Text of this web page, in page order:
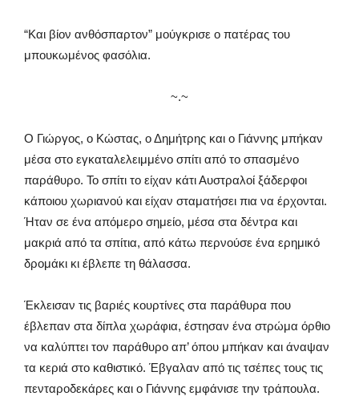
“Και βίον ανθόσπαρτον” μούγκρισε ο πατέρας του
μπουκωμένος φασόλια.
~.~
Ο Γιώργος, ο Κώστας, ο Δημήτρης και ο Γιάννης μπήκαν
μέσα στο εγκαταλελειμμένο σπίτι από το σπασμένο
παράθυρο. Το σπίτι το είχαν κάτι Αυστραλοί ξάδερφοι
κάποιου χωριανού και είχαν σταματήσει πια να έρχονται.
Ήταν σε ένα απόμερο σημείο, μέσα στα δέντρα και
μακριά από τα σπίτια, από κάτω περνούσε ένα ερημικό
δρομάκι κι έβλεπε τη θάλασσα.
Έκλεισαν τις βαριές κουρτίνες στα παράθυρα που
έβλεπαν στα δίπλα χωράφια, έστησαν ένα στρώμα όρθιο
να καλύπτει τον παράθυρο απ’ όπου μπήκαν και άναψαν
τα κεριά στο καθιστικό. Έβγαλαν από τις τσέπες τους τις
πενταροδεκάρες και ο Γιάννης εμφάνισε την τράπουλα.